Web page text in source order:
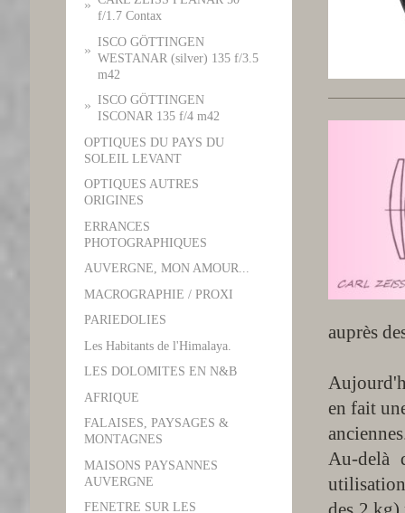
auprès
en fait
Au-delà
f/1.7 Contax
ISCO GÖTTINGEN
WESTANAR (silver) 135 f/3.5
m42
ISCO GÖTTINGEN
ISCONAR 135 f/4 m42
OPTIQUES DU PAYS DU
SOLEIL LEVANT
OPTIQUES AUTRES
ORIGINES
ERRANCES
PHOTOGRAPHIQUES
AUVERGNE, MON AMOUR...
MACROGRAPHIE / PROXI
PARIEDOLIES
Les Habitants de l'Himalaya.
LES DOLOMITES EN N&B
AFRIQUE
FALAISES, PAYSAGES &
MONTAGNES
MAISONS PAYSANNES
AUVERGNE
FENETRE SUR LES